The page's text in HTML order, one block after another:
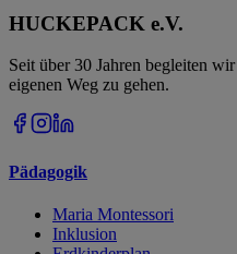
HUCKEPACK e.V.
Seit über 30 Jahren begleiten
eigenen Weg zu gehen.
Pädagogik
Maria Montessori
Inklusion